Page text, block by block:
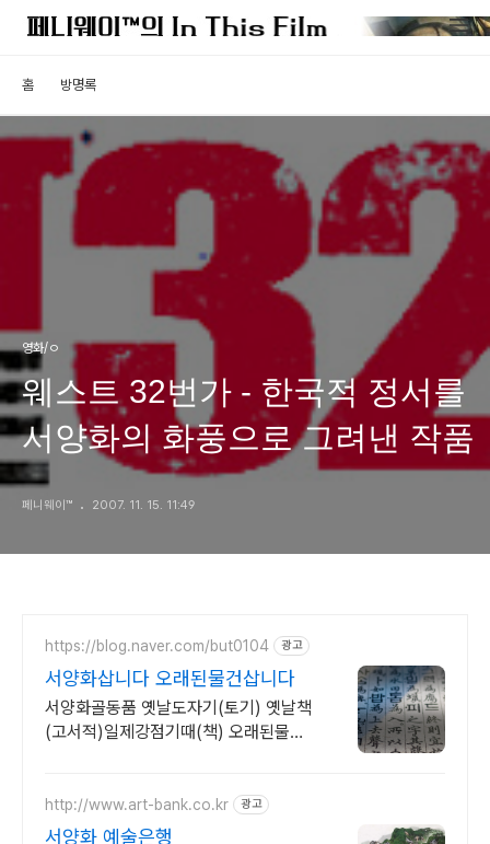
홈 방명록
영화/ㅇ
웨스트 32번가 - 한국적 정서를
서양화의 화풍으로 그려낸 작품
페니웨이™ 2007. 11. 15. 11:49
https://blog.naver.com/but0104 광고
서양화삽니다 오래된물건삽니다
서양화골동품 옛날도자기(토기) 옛날책
(고서적)일제강점기때(책) 오래된물건
http://www.art-bank.co.kr 광고
서양화 예술은행